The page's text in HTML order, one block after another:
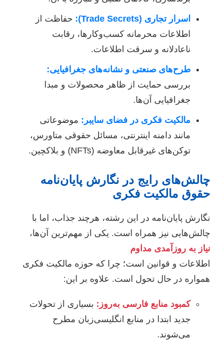
اسرار تجاری (Trade Secrets):
حفاظت از
اطلاعات محرمانه کسب‌وکارها، رقابت
ناعادلانه و سرقت اطلاعات.
طرح‌های صنعتی و نشانه‌های جغرافیایی:
بررسی حمایت از ظاهر محصولات و مبدا
جغرافیایی آن‌ها.
مالکیت فکری در فضای سایبر: موضوعاتی
مانند دامنه اینترنتی، مسائل حقوقی متاورس،
توکن‌های غیرقابل معاوضه (NFTs) و بلاکچین.
چالش‌های رایج در نگارش پایان‌نامه
حقوق مالکیت فکری
نگارش پایان‌نامه در این رشته، هرچند جذاب، اما با
چالش‌هایی نیز همراه است. یکی از مهم‌ترین آن‌ها،
نیاز به روزآمدی مداوم
اطلاعات و قوانین است؛ چرا که حوزه مالکیت فکری
همواره در حال تحول است. علاوه بر این:
کمبود منابع فارسی به‌روز: بسیاری از تحولات
جدید ابتدا در منابع انگلیسی‌زبان مطرح
می‌شوند.